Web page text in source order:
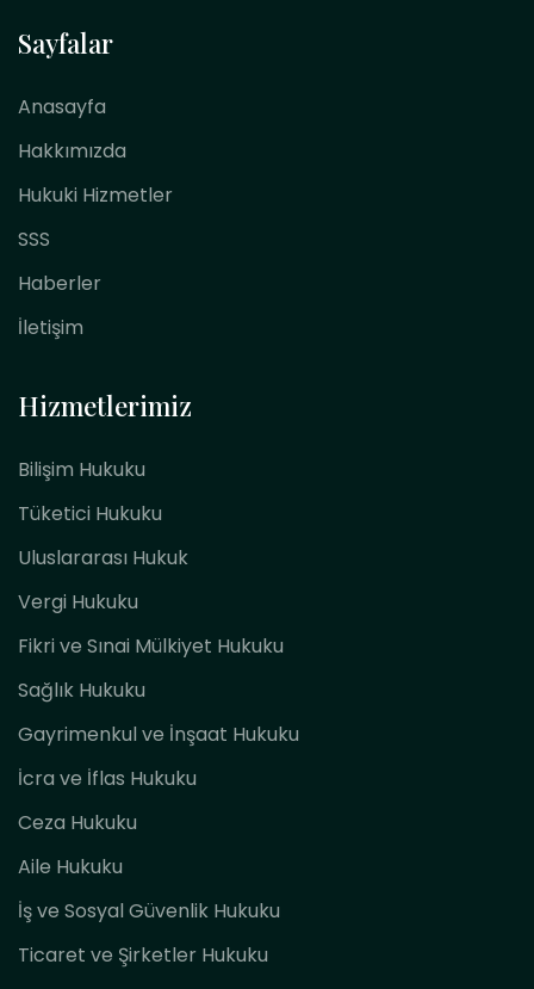
Sayfalar
Anasayfa
Hakkımızda
Hukuki Hizmetler
SSS
Haberler
İletişim
Hizmetlerimiz
Bilişim Hukuku
Tüketici Hukuku
Uluslararası Hukuk
Vergi Hukuku
Fikri ve Sınai Mülkiyet Hukuku
Sağlık Hukuku
Gayrimenkul ve İnşaat Hukuku
İcra ve İflas Hukuku
Ceza Hukuku
Aile Hukuku
İş ve Sosyal Güvenlik Hukuku
Ticaret ve Şirketler Hukuku